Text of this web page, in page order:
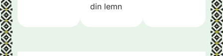
din lemn